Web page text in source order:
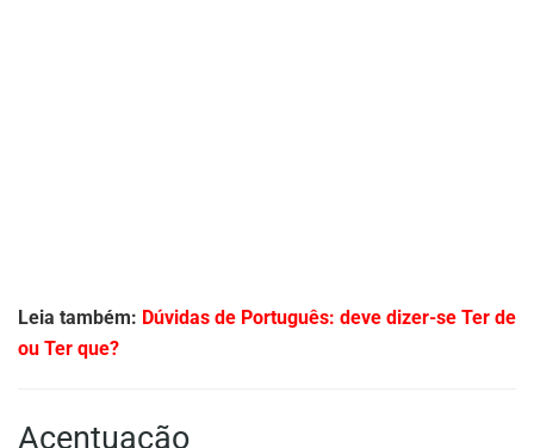
Leia também: Dúvidas de Português: deve dizer-se Ter de
ou Ter que?
Acentuação